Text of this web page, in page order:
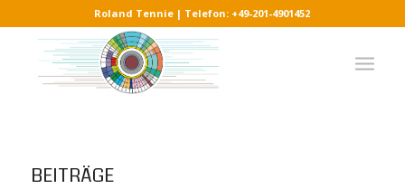
Roland Tennie | Telefon: +49-201-4901452
BEITRÄGE